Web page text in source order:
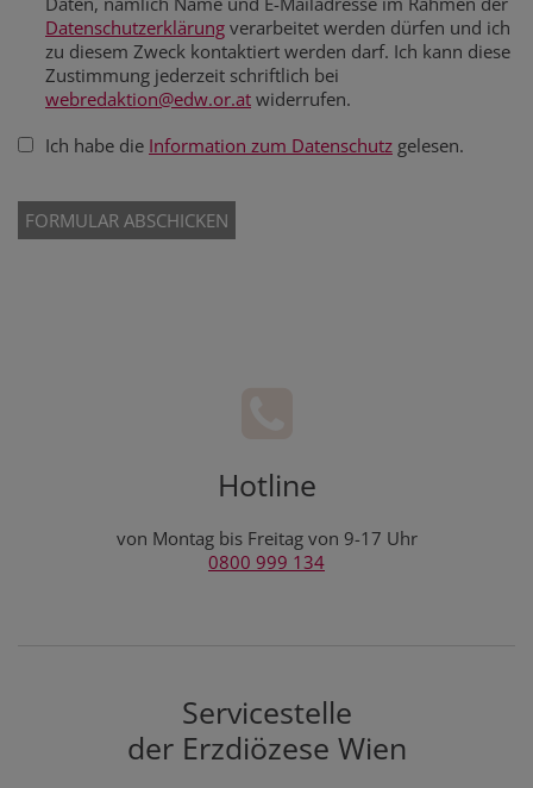
Datenschutzerklärung verarbeitet werden dürfen und ich
zu diesem Zweck kontaktiert werden darf. Ich kann diese
Zustimmung jederzeit schriftlich bei
webredaktion@edw.or.at widerrufen.
Ich habe die Information zum Datenschutz gelesen.
Hotline
von Montag bis Freitag von 9-17 Uhr
0800 999 134
Servicestelle
der Erzdiözese Wien